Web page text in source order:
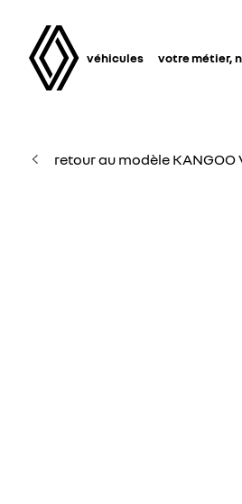
véhicules votre métier,
retour au modèle KANGOO